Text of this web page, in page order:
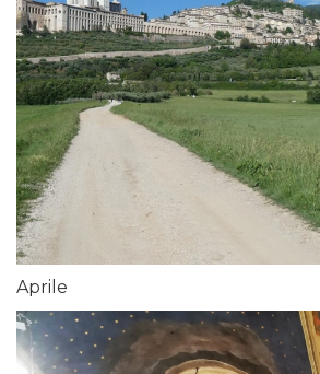
Aprile